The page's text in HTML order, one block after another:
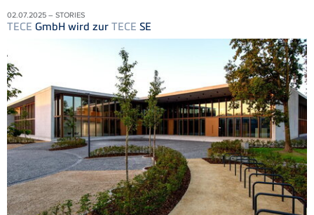
02.07.2025 – STORIES
TECE GmbH wird zur TECE SE